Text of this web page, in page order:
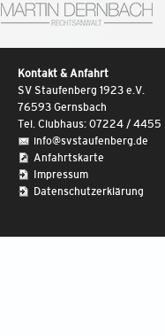
Kontakt & Anfahrt
SV Staufenberg 1923 e.V.
76593 Gernsbach
Tel. Clubhaus: 07224 / 4455
info@svstaufenberg.de
Anfahrtskarte
Impressum
Datenschutzerklärung